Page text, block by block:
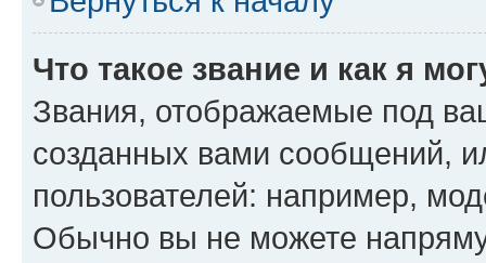
Что такое звание и как я
Звания, отображаемые под
созданных вами сообщений,
пользователей: например,
Обычно вы не можете